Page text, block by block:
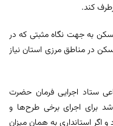
کند.
به جهت نگاه مثبتی که در
در مناطق مرزی استان نیاز
ستاد اجرایی فرمان حضرت
برای اجرای برخی طرح‌ها و
اگر استانداری به همان میزان